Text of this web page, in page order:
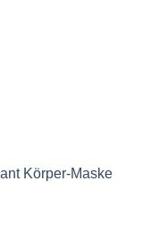
Körper-Maske